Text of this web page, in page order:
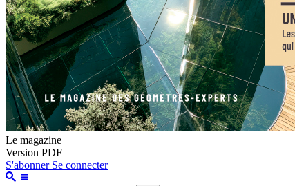
Le magazine
Version PDF
S'abonner Se connecter